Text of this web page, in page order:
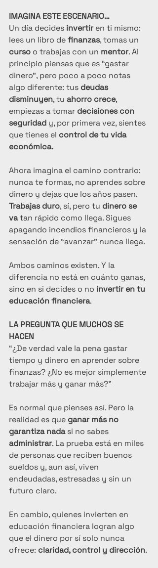
IMAGINA ESTE ESCENARIO…
Un día decides invertir en ti mismo:
lees un libro de finanzas, tomas un
curso o trabajas con un mentor. Al
principio piensas que es “gastar
dinero”, pero poco a poco notas
algo diferente: tus deudas
disminuyen, tu ahorro crece,
empiezas a tomar decisiones con
seguridad y, por primera vez, sientes
que tienes el control de tu vida
económica.
Ahora imagina el camino contrario:
nunca te formas, no aprendes sobre
dinero y dejas que los años pasen.
Trabajas duro, sí, pero tu dinero se
va tan rápido como llega. Sigues
apagando incendios financieros y la
sensación de “avanzar” nunca llega.
Ambos caminos existen. Y la
diferencia no está en cuánto ganas,
sino en si decides o no invertir en tu
educación financiera.
LA PREGUNTA QUE MUCHOS SE
HACEN
“¿De verdad vale la pena gastar
tiempo y dinero en aprender sobre
finanzas? ¿No es mejor simplemente
trabajar más y ganar más?”
Es normal que pienses así. Pero la
realidad es que ganar más no
garantiza nada si no sabes
administrar. La prueba está en miles
de personas que reciben buenos
sueldos y, aun así, viven
endeudadas, estresadas y sin un
futuro claro.
En cambio, quienes invierten en
educación financiera logran algo
que el dinero por sí solo nunca
ofrece: claridad, control y dirección.